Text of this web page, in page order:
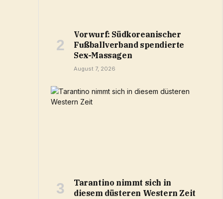
Vorwurf: Südkoreanischer
Fußballverband spendierte
Sex-Massagen
August 7, 2026
Tarantino nimmt sich in
diesem düsteren Western Zeit